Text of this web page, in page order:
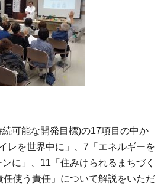
可能な開発目標)の17項目の中か
レを世界中に」、7「エネルギーを
に」、11「住みけられるまちづく
任使う責任」について解説をいただ